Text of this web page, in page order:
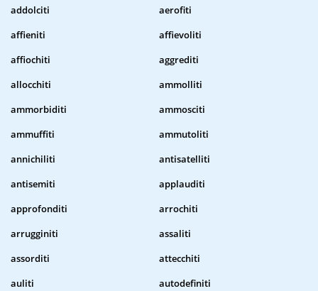
addolciti
aerofiti
affieniti
affievoliti
affiochiti
aggrediti
allocchiti
ammolliti
ammorbiditi
ammosciti
ammuffiti
ammutoliti
annichiliti
antisatelliti
antisemiti
applauditi
approfonditi
arrochiti
arrugginiti
assaliti
assorditi
attecchiti
auliti
autodefiniti